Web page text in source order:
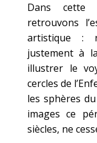
Dans cette
retrouvons
artistique :
justement à
illustrer le
cercles de
les sphères
images ce
siècles, ne